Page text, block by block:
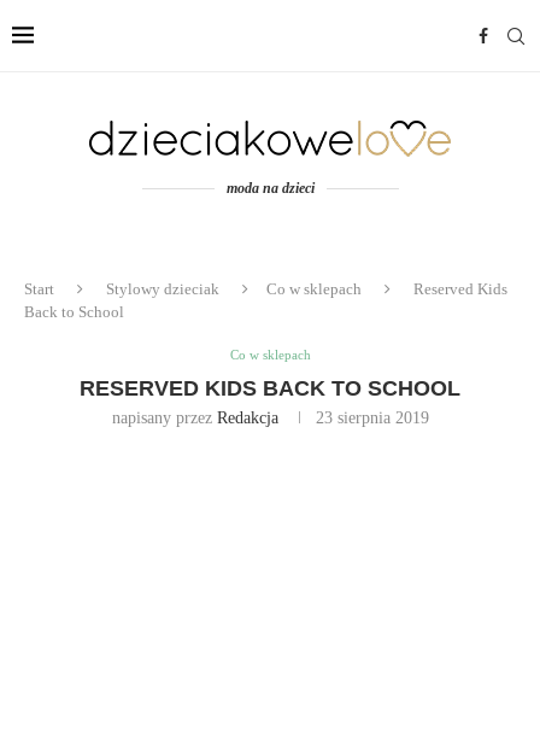
moda na dzieci
Start Stylowy dzieciak Co w sklepach
Reserved Kids
Back to School
Co w sklepach
RESERVED KIDS BACK TO SCHOOL
napisany przez Redakcja 23 sierpnia 2019